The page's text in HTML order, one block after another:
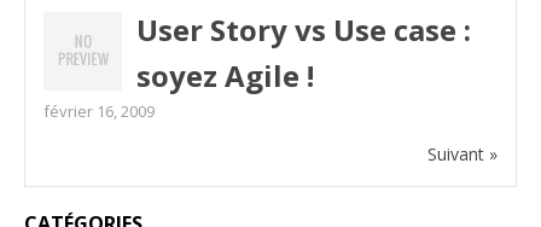
User Story vs Use case :
soyez Agile !
février 16, 2009
Suivant »